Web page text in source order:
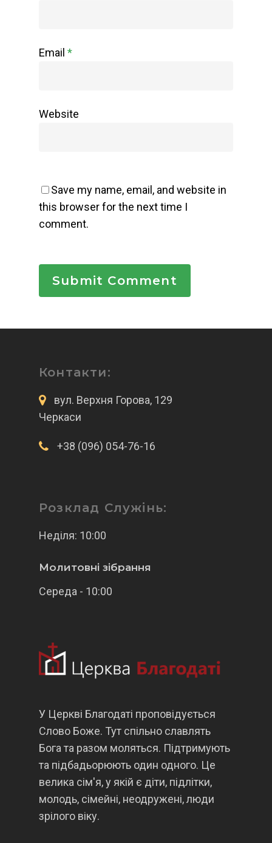
Email *
Website
Save my name, email, and website in
this browser for the next time I
comment.
Контакти:
вул. Верхня Горова, 129
Черкаси
+38 (096) 054-76-16
Розклад Служінь:
Неділя: 10:00
Молитовні зібрання
Середа - 10:00
У Церкві Благодаті проповідується
Слово Боже. Тут спільно славлять
Бога та разом моляться. Підтримують
та підбадьорюють один одного. Це
велика сім'я, у якій є діти, підлітки,
молодь, сімейні, неодружені, люди
зрілого віку.